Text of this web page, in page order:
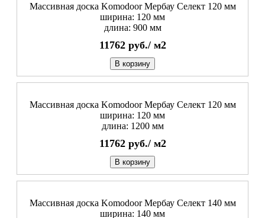
Массивная доска Komodoor Мербау Селект 120 мм
ширина: 120 мм
длина: 900 мм
11762 руб./ м2
В корзину
Массивная доска Komodoor Мербау Селект 120 мм
ширина: 120 мм
длина: 1200 мм
11762 руб./ м2
В корзину
Массивная доска Komodoor Мербау Селект 140 мм
ширина: 140 мм